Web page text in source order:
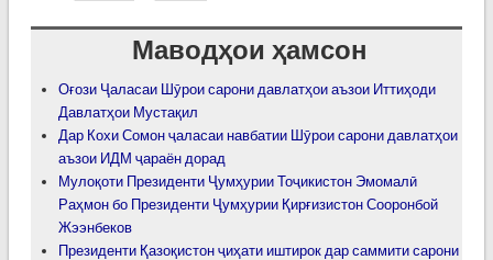
Маводҳои ҳамсон
Оғози Ҷаласаи Шӯрои сарони давлатҳои аъзои Иттиҳоди
Давлатҳои Мустақил
Дар Кохи Сомон ҷаласаи навбатии Шӯрои сарони давлатҳои
аъзои ИДМ ҷараён дорад
Мулоқоти Президенти Ҷумҳурии Тоҷикистон Эмомалӣ
Раҳмон бо Президенти Ҷумҳурии Қирғизистон Сооронбой
Жээнбеков
Президенти Қазоқистон ҷиҳати иштирок дар саммити сарони